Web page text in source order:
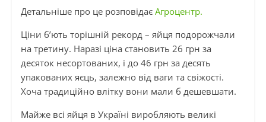
Детальніше про це розповідає Агроцентр.
Ціни б’ють торішній рекорд – яйця подорожчали
на третину. Наразі ціна становить 26 грн за
десяток несортованих, і до 46 грн за десять
упакованих яєць, залежно від ваги та свіжості.
Хоча традиційно влітку вони мали б дешевшати.
Майже всі яйця в Україні виробляють великі